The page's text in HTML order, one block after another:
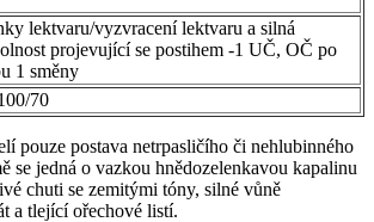
lektvaru/vyzvracení lektvaru a silná
projevující se postihem -1 UČ, OČ po
1 směny
70
pouze postava netrpasličího či nehlubinného
se jedná o vazkou hnědozelenkavou kapalinu
chuti se zemitými tóny, silné vůně
a tlející ořechové listí.